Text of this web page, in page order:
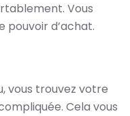
Vous
d’achat.
vous trouvez votre
Cela vous